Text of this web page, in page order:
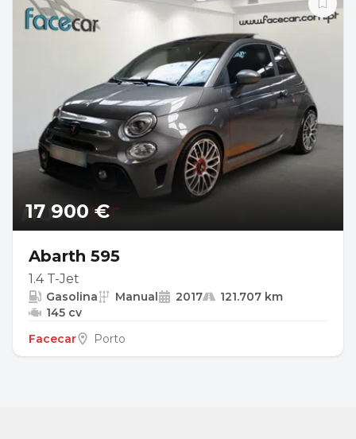
17 900 €
Abarth 595
1.4 T-Jet
Gasolina Manual 2017
121.707 km
145 cv
Facecar
Porto